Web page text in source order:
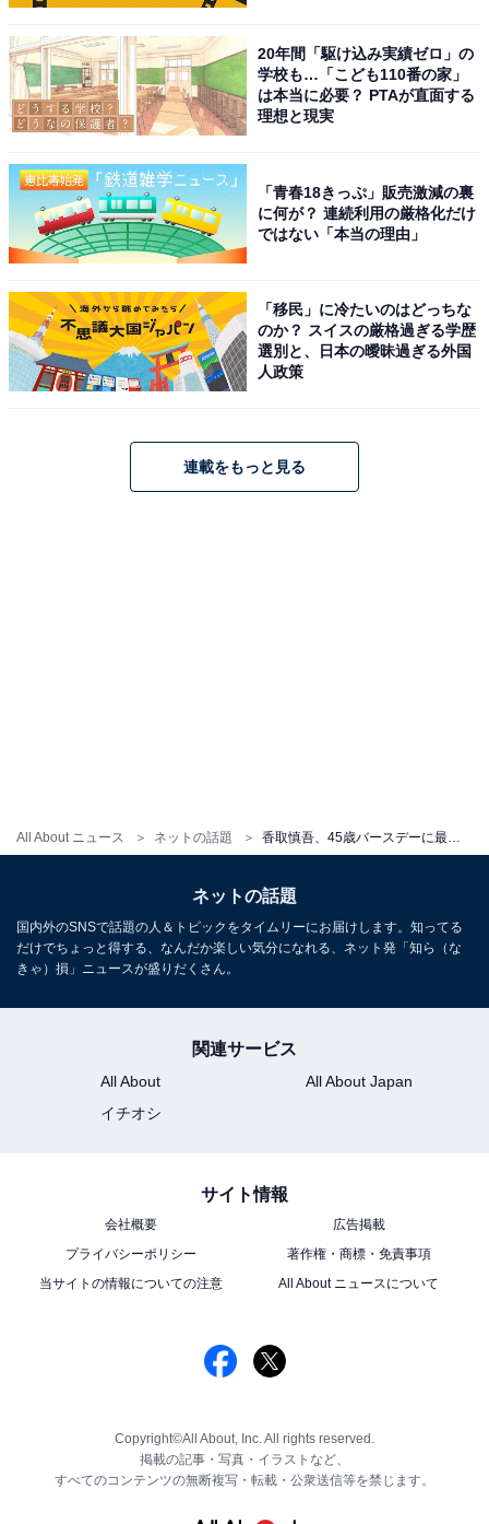
All About ニュース ネットの話題
20年間「駆け込み実績ゼロ」の
学校も…「こども110番の家」
は本当に必要？ PTAが直面する
理想と現実
「青春18きっぷ」販売激減の裏
に何が？ 連続利用の厳格化だけ
ではない「本当の理由」
「移民」に冷たいのはどっちな
のか？ スイスの厳格過ぎる学歴
選別と、日本の曖昧過ぎる外国
人政策
連載をもっと見る
ネットの話題
国内外のSNSで話題の人＆トピックをタイムリーにお届けします。知ってる
だけでちょっと得する、なんだか楽しい気分になれる、ネット発「知ら（な
きゃ）損」ニュースが盛りだくさん。
関連サービス
All About
All About Japan
イチオシ
サイト情報
会社概要
広告掲載
プライバシーポリシー
著作権・商標・免責事項
当サイトの情報についての注意
All About ニュースについて
Copyright©All About, Inc. All rights reserved.
掲載の記事・写真・イラストなど、
すべてのコンテンツの無断複写・転載・公衆送信等を禁じます。